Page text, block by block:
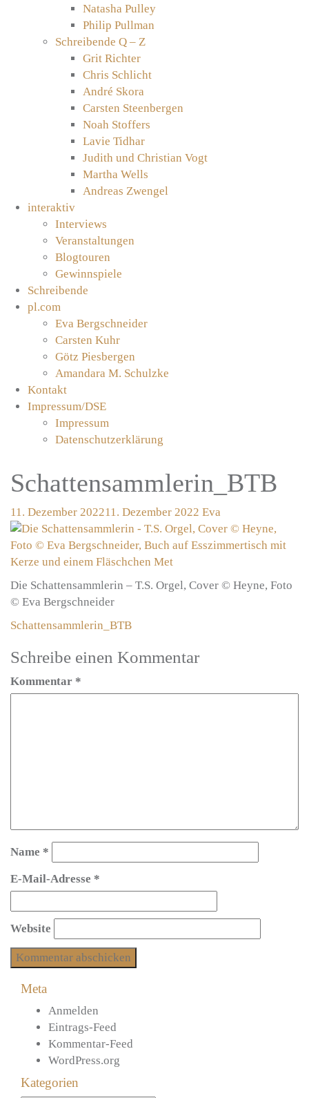
Natasha Pulley
Philip Pullman
Schreibende Q – Z
Grit Richter
Chris Schlicht
André Skora
Carsten Steenbergen
Noah Stoffers
Lavie Tidhar
Judith und Christian Vogt
Martha Wells
Andreas Zwengel
interaktiv
Interviews
Veranstaltungen
Blogtouren
Gewinnspiele
Schreibende
pl.com
Eva Bergschneider
Carsten Kuhr
Götz Piesbergen
Amandara M. Schulzke
Kontakt
Impressum/DSE
Impressum
Datenschutzerklärung
Schattensammlerin_BTB
11. Dezember 202211. Dezember 2022 Eva
Die Schattensammlerin – T.S. Orgel, Cover © Heyne, Foto
© Eva Bergschneider
Beitragsnavigation
Schattensammlerin_BTB
Schreibe einen Kommentar
Kommentar *
Name *
E-Mail-Adresse *
Website
Meta
Anmelden
Eintrags-Feed
Kommentar-Feed
WordPress.org
Kategorien